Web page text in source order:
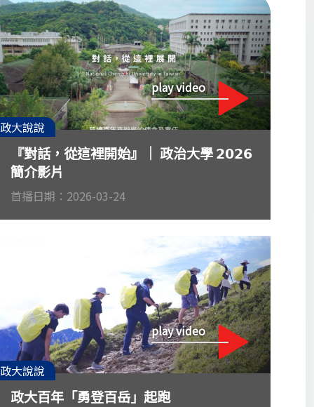
play video
政大說說
『對話，從這裡開始』│ 政治大學 𝟮𝟬𝟮𝟲
簡介影片
首播日期：2026-03-24
play video
政大說說
政大百年「勇登百岳」起跑